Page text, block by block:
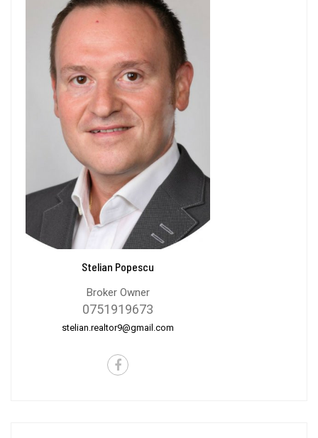
Stelian Popescu
Broker Owner
0751919673
stelian.realtor9@gmail.com